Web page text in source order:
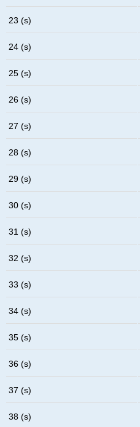
23 (s)
24 (s)
25 (s)
26 (s)
27 (s)
28 (s)
29 (s)
30 (s)
31 (s)
32 (s)
33 (s)
34 (s)
35 (s)
36 (s)
37 (s)
38 (s)